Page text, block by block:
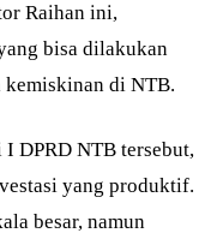
Raihan ini,
bisa dilakukan
kemiskinan di NTB.
DPRD NTB tersebut,
yang produktif.
besar, namun